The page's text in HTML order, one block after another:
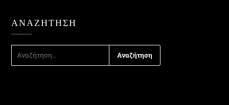
ΑΝΑΖΉΤΗΣΗ
ΑΝΑΖΉΤΗΣΗ
ΓΙΑ: